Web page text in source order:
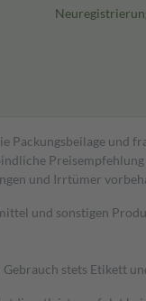
Packungsbeilage
Preisempfehlung
und Irrtümer
und sonstigen
stets Etikett